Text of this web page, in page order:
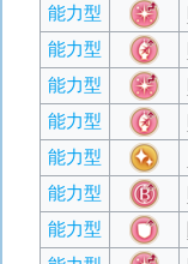
能力型
能力型
能力型
能力型
能力型
能力型
能力型